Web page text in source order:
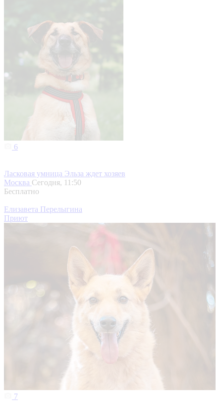
6
Ласковая умница Эльза ждет хозяев
Москва Сегодня, 11:50
Бесплатно
Елизавета Перелыгина
Приют
7